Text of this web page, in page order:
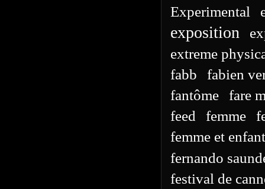
Experimental
exposition
extreme
fabb
fabien
fantôme
fare
feed
femme
femme et enfant
fernando
festival de